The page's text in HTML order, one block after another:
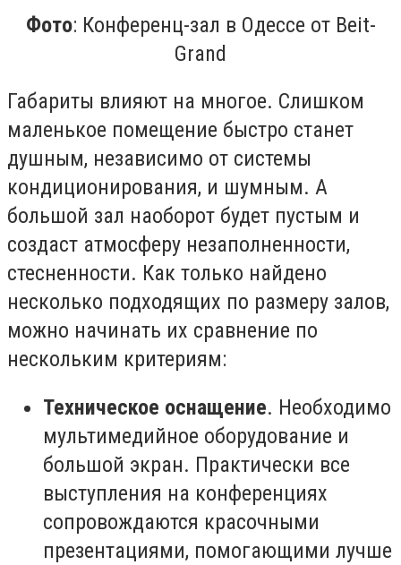
Фото: Конференц-зал в Одессе от Beit-
Grand
Габариты влияют на многое. Слишком
маленькое помещение быстро станет
душным, независимо от системы
кондиционирования, и шумным. А
большой зал наоборот будет пустым и
создаст атмосферу незаполненности,
стесненности. Как только найдено
несколько подходящих по размеру залов,
можно начинать их сравнение по
нескольким критериям:
Техническое оснащение. Необходимо
мультимедийное оборудование и
большой экран. Практически все
выступления на конференциях
сопровождаются красочными
презентациями, помогающими лучше